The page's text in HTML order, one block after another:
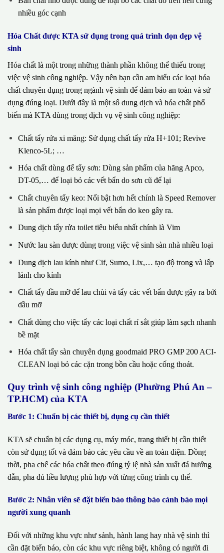
nhiều góc cạnh
Hóa Chất được KTA sử dụng trong quá trình dọn dẹp vệ
sinh
Hóa chất là một trong những thành phần không thể thiếu trong
việc vệ sinh công nghiệp. Vậy nên bạn cần am hiểu các loại hóa
chất chuyên dụng trong ngành vệ sinh để đảm bảo an toàn và sử
dụng đúng loại. Dưới đây là một số dung dịch và hóa chất phổ
biến mà KTA dùng trong dịch vụ vệ sinh công nghiệp:
Chất tẩy rửa xi măng: Sử dụng chất tẩy rửa H+101; Revive
Klenco-5L; …
Hóa chất dùng để tẩy sơn: Dùng sản phẩm của hãng Apco,
DT-05,… để loại bỏ các vết bẩn do sơn cũ để lại
Chất chuyên tẩy keo: Nổi bật hơn hết chính là Speed Remover
là sản phẩm được loại mọi vết bẩn do keo gây ra.
Dung dịch tẩy rửa toilet tiêu biểu nhất chính là Vim
Nước lau sàn được dùng trong việc vệ sinh sàn nhà nhiều loại
Dung dịch lau kính như Cif, Sumo, Lix,… tạo độ trong và lấp
lánh cho kính
Chất tẩy dầu mỡ để lau chùi và tẩy các vết bẩn được gây ra bởi
dầu mỡ
Chất dùng cho việc tẩy các loại chất rỉ sắt giúp làm sạch nhanh
bề mặt
Hóa chất tẩy sàn chuyên dụng goodmaid PRO GMP 200 ACI-
CLEAN loại bỏ các cặn trong bồn cầu hoặc cống thoát.
Quy trình vệ sinh công nghiệp (Phường Phú An –
TP.HCM) của KTA
Bước 1: Chuẩn bị các thiết bị, dụng cụ cần thiết
KTA sẽ chuẩn bị các dụng cụ, máy móc, trang thiết bị cần thiết
còn sử dụng tốt và đảm bảo các yêu cầu về an toàn điện. Đồng
thời, pha chế các hóa chất theo đúng tỷ lệ nhà sản xuất đá hướng
dẫn, pha đủ liều lượng phù hợp với từng công trình cụ thể.
Bước 2: Nhân viên sẽ đặt biển báo thông báo cảnh báo mọi
người xung quanh
Đối với những khu vực như sảnh, hành lang hay nhà vệ sinh thì
cần đặt biển báo, còn các khu vực riêng biệt, không có người đi